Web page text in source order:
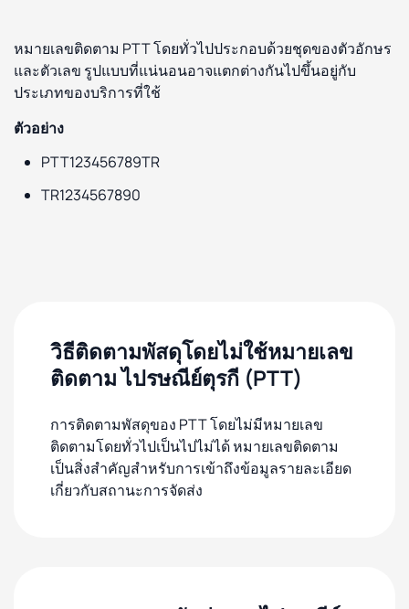
หมายเลขติดตาม PTT โดยทั่วไปประกอบด้วยชุดของตัวอักษร
และตัวเลข รูปแบบที่แน่นอนอาจแตกต่างกันไปขึ้นอยู่กับ
ประเภทของบริการที่ใช้
ตัวอย่าง
PTT123456789TR
TR1234567890
วิธีติดตามพัสดุโดยไม่ใช้หมายเลข
ติดตาม ไปรษณีย์ตุรกี (PTT)
การติดตามพัสดุของ PTT โดยไม่มีหมายเลข
ติดตามโดยทั่วไปเป็นไปไม่ได้ หมายเลขติดตาม
เป็นสิ่งสำคัญสำหรับการเข้าถึงข้อมูลรายละเอียด
เกี่ยวกับสถานะการจัดส่ง